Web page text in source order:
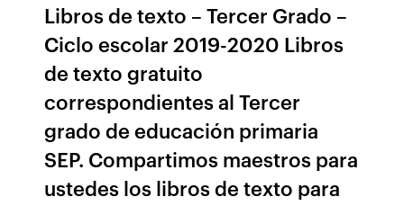
Libros de texto – Tercer Grado –
Ciclo escolar 2019-2020 Libros
de texto gratuito
correspondientes al Tercer
grado de educación primaria
SEP. Compartimos maestros para
ustedes los libros de texto para